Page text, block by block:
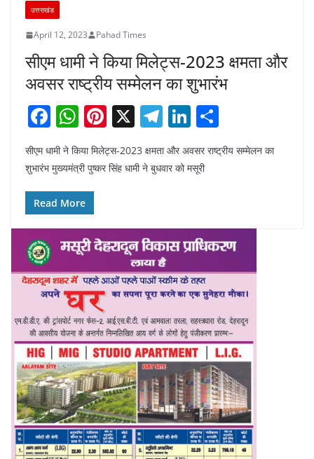
उत्तराखंड
April 12, 2023 Pahad Times
सीएम धामी ने किया मिलेट्स-2023 क्षमता और
अवसर राष्ट्रीय सम्मेलन का शुभारंभ
F
a
c
e
b
o
o
k
W
h
at
s
A
p
p
Pi
er
X T
el
e
m
Li
k
e
n
h
ar
सीएम धामी ने किया मिलेट्स-2023 क्षमता और अवसर राष्ट्रीय सम्मेलन का
शुभारंभ मुख्यमंत्री पुष्कर सिंह धामी ने बुधवार को मसूरी
Read More